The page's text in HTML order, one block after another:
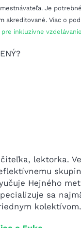
Je
akreditované. Viac o
inkluzívne
lektorka.
Hejného
sa
kolektívom.